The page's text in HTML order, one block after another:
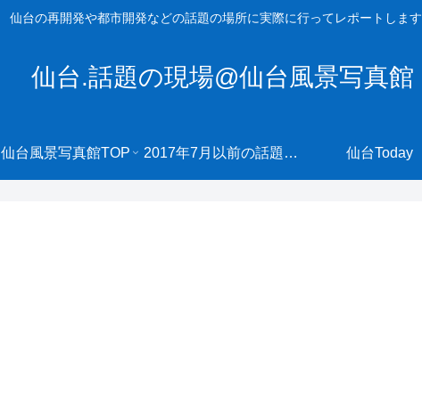
仙台の再開発や都市開発などの話題の場所に実際に行ってレポートしま
仙台.話題の現場@仙台風景写真館
仙台風景写真館TOP 2017年7月以前の話題の現場へ 仙台Today